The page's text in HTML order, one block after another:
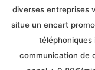
diverses entreprises
situe un encart
téléphoniques
communication de